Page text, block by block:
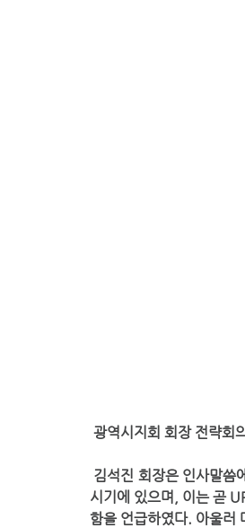
광역시지회 회장 전략회
시기에 있으며, 이는 곧
함을 언급하였다. 아울러